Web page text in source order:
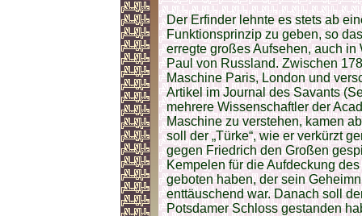
Der Erfinder lehnte es stets ab
Funktionsprinzip zu geben, so
erregte großes Aufsehen, auch
Paul von Russland. Zwischen
Maschine Paris, London und
Artikel im Journal des Savants
mehrere Wissenschaftler der
Maschine zu verstehen, kamen
soll der „Türke“, wie er verkürzt
gegen Friedrich den Großen
Kempelen für die Aufdeckung
geboten haben, der sein
enttäuschend war. Danach soll
Potsdamer Schloss gestanden